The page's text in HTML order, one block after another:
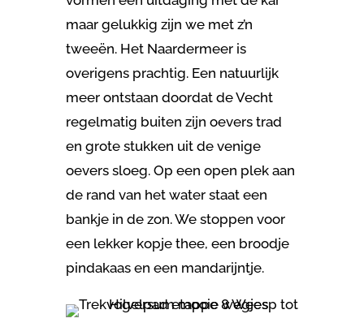
maar gelukkig zijn we met z’n
tweeën. Het Naardermeer is
overigens prachtig. Een natuurlijk
meer ontstaan doordat de Vecht
regelmatig buiten zijn oevers trad
en grote stukken uit de venige
oevers sloeg. Op een open plek aan
de rand van het water staat een
bankje in de zon. We stoppen voor
een lekker kopje thee, een broodje
pindakaas en een mandarijntje.